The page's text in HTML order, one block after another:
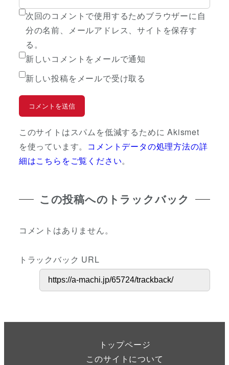
次回のコメントで使用するためブラウザーに自
分の名前、メールアドレス、サイトを保存す
る。
新しいコメントをメールで通知
新しい投稿をメールで受け取る
このサイトはスパムを低減するために Akismet
を使っています。 コメントデータの処理方法の詳
細はこちらをご覧ください。
この投稿へのトラックバック
コメントはありません。
トラックバック URL
トップページ
このサイトについて